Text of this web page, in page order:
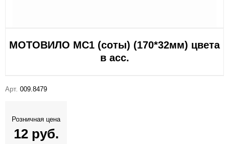
МОТОВИЛО МС1 (соты) (170*32мм) цвета
в асс.
Арт. 009.8479
Розничная цена
12 руб.